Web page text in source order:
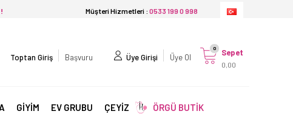
Müşteri Hizmetleri : 0533 199 0 998
Başvuru
Toptan Giriş Üye Girişi Üye Ol Sepet
0,00
0
GİYİM EV GRUBU ÇEYİZ ÖRGÜ BUTİK